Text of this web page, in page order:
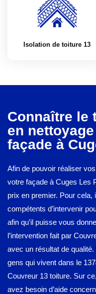
Isolation de toiture 13
Connaître le
en
façade à
Afin de pouvoir réaliser
votre façade à Cuges Les
prix en premier. Pour cela,
compétents d’intervenir
afin qu’il puisse vous
l’intervention fait par
avec un résultat de
gens qui vivent dans le
Couvreur 13 toiture. Sur
avez besoin d’aide